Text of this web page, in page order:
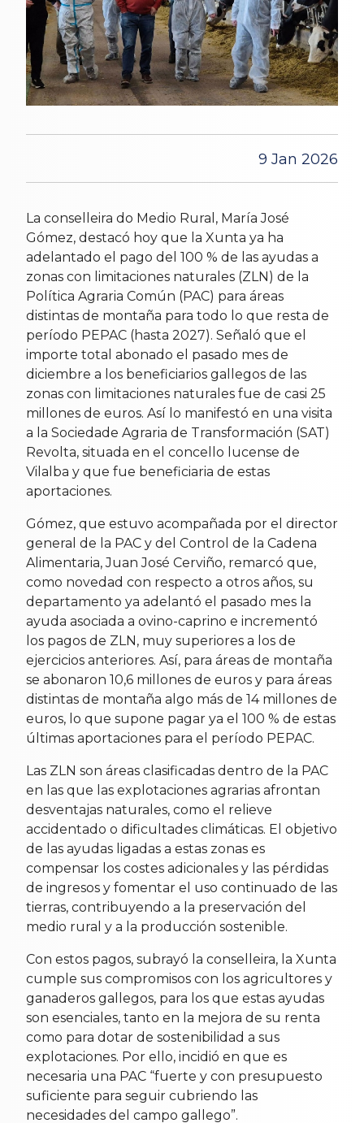
9 Jan 2026
La conselleira do Medio Rural, María José
Gómez, destacó hoy que la Xunta ya ha
adelantado el pago del 100 % de las ayudas a
zonas con limitaciones naturales (ZLN) de la
Política Agraria Común (PAC) para áreas
distintas de montaña para todo lo que resta de
período PEPAC (hasta 2027). Señaló que el
importe total abonado el pasado mes de
diciembre a los beneficiarios gallegos de las
zonas con limitaciones naturales fue de casi 25
millones de euros. Así lo manifestó en una visita
a la Sociedade Agraria de Transformación (SAT)
Revolta, situada en el concello lucense de
Vilalba y que fue beneficiaria de estas
aportaciones.
Gómez, que estuvo acompañada por el director
general de la PAC y del Control de la Cadena
Alimentaria, Juan José Cerviño, remarcó que,
como novedad con respecto a otros años, su
departamento ya adelantó el pasado mes la
ayuda asociada a ovino-caprino e incrementó
los pagos de ZLN, muy superiores a los de
ejercicios anteriores. Así, para áreas de montaña
se abonaron 10,6 millones de euros y para áreas
distintas de montaña algo más de 14 millones de
euros, lo que supone pagar ya el 100 % de estas
últimas aportaciones para el período PEPAC.
Las ZLN son áreas clasificadas dentro de la PAC
en las que las explotaciones agrarias afrontan
desventajas naturales, como el relieve
accidentado o dificultades climáticas. El objetivo
de las ayudas ligadas a estas zonas es
compensar los costes adicionales y las pérdidas
de ingresos y fomentar el uso continuado de las
tierras, contribuyendo a la preservación del
medio rural y a la producción sostenible.
Con estos pagos, subrayó la conselleira, la Xunta
cumple sus compromisos con los agricultores y
ganaderos gallegos, para los que estas ayudas
son esenciales, tanto en la mejora de su renta
como para dotar de sostenibilidad a sus
explotaciones. Por ello, incidió en que es
necesaria una PAC “fuerte y con presupuesto
suficiente para seguir cubriendo las
necesidades del campo gallego”.